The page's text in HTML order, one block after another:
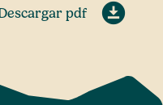
pdf